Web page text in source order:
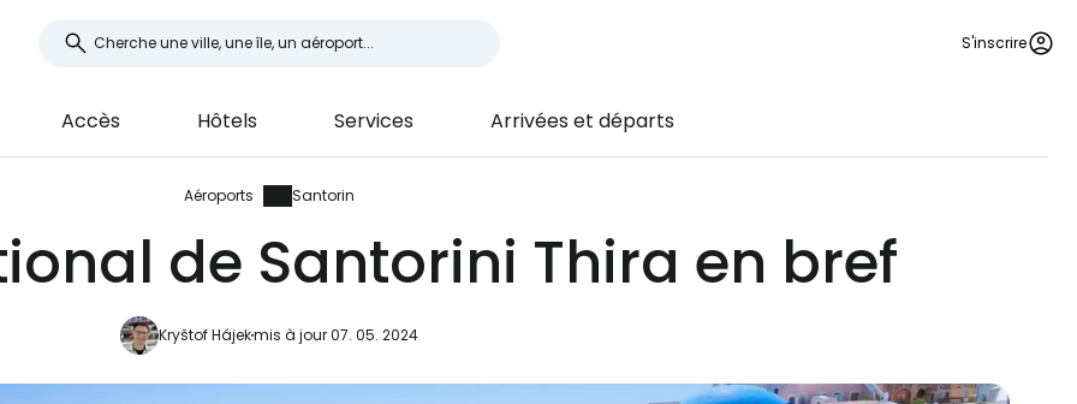
S'inscrire
Accès Hôtels Services Arrivées et départs
Aéroports Santorin
de Santorini Thira en bref
Kryštof Hájekmis à jour 07. 05. 2024